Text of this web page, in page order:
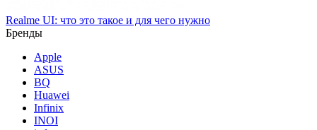
Realme UI: что это такое и для чего нужно
Бренды
Apple
ASUS
BQ
Huawei
Infinix
INOI